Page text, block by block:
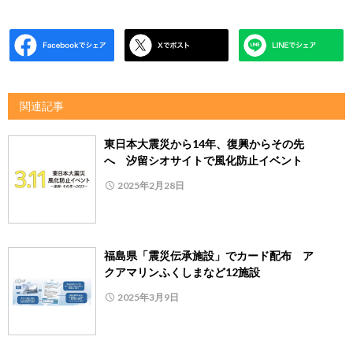
関連記事
東日本大震災から14年、復興からその先
へ 汐留シオサイトで風化防止イベント
2025年2月28日
福島県「震災伝承施設」でカード配布 ア
クアマリンふくしまなど12施設
2025年3月9日